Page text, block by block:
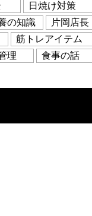
日焼け対策
の知識
片岡店長
筋トレアイテム
理 食事の話